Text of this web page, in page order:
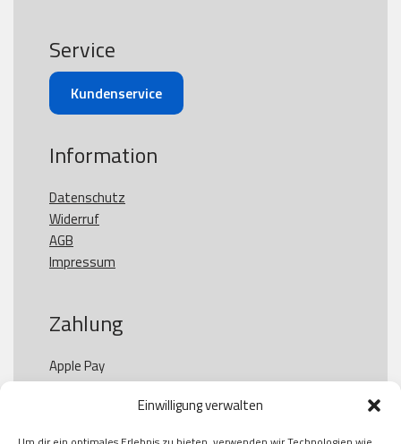
Einwilligung verwalten
Service
Kundenservice
Information
Datenschutz
Widerruf
AGB
Impressum
Zahlung
Apple Pay
Paypal